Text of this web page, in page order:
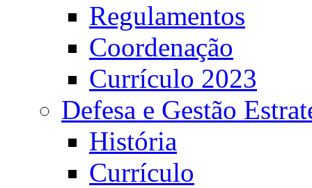
Regulamentos
Coordenação
Currículo 2023
Defesa e Gestão
História
Currículo